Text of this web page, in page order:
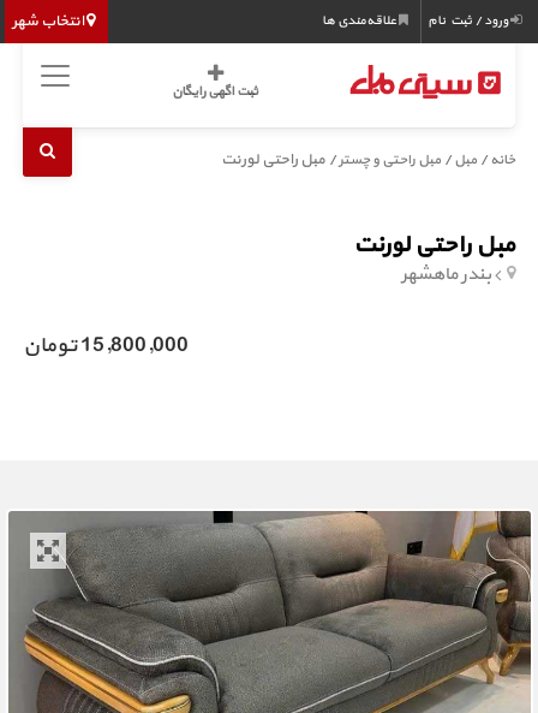
انتخاب شهر ورود / ثبت نام علاقه‌مندی ها
ثبت اگهی رایگان
خانه /مبل/مبل راحتی و چستر/ مبل راحتی لورنت
مبل راحتی لورنت
بندر ماهشهر
15,800,000 تومان